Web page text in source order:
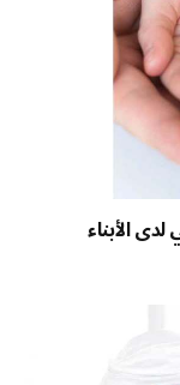
الأبناء